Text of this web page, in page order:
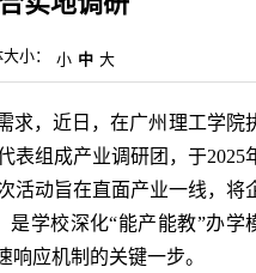
小： 小 中 大
求，近日，在广州理工学院
表组成产业调研团，于2025
活动旨在直面产业一线，将
学校深化“能产能教”办学
应机制的关键一步。